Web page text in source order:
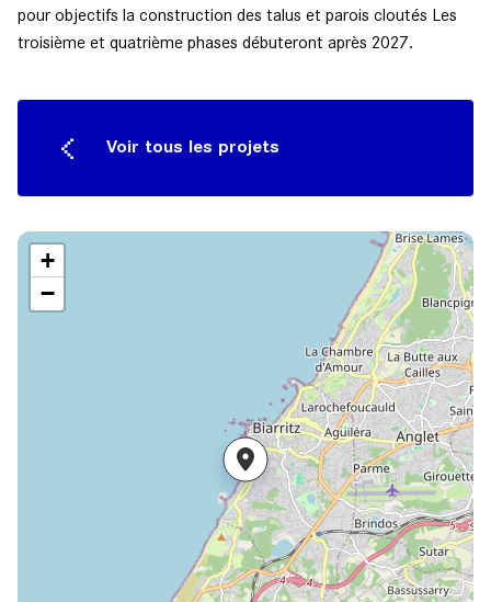
pour objectifs la construction des talus et parois cloutés Les
troisième et quatrième phases débuteront après 2027.
Voir tous les projets
+
−